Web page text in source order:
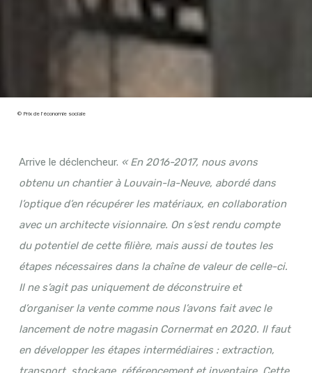
© Prix de l'économie sociale
Arrive le déclencheur. « En 2016-2017, nous avons
obtenu un chantier à Louvain-la-Neuve, abordé dans
l’optique d’en récupérer les matériaux, en collaboration
avec un architecte visionnaire. On s’est rendu compte
du potentiel de cette filière, mais aussi de toutes les
étapes nécessaires dans la chaîne de valeur de celle-ci.
Il ne s’agit pas uniquement de déconstruire et
d’organiser la vente comme nous l’avons fait avec le
lancement de notre magasin Cornermat en 2020. Il faut
en développer les étapes intermédiaires : extraction,